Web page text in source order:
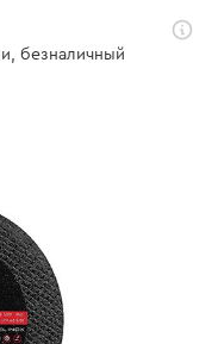
безналичный